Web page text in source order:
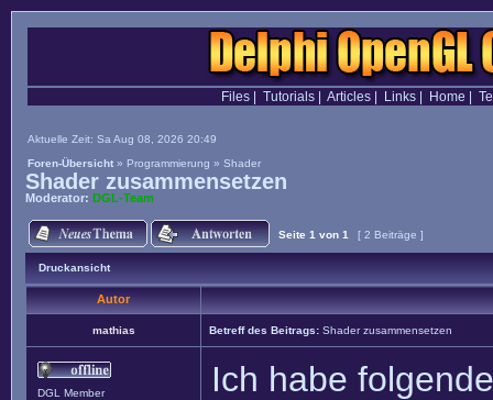
Files| Tutorials| Articles| Links| Home
Aktuelle Zeit: Sa Aug 08, 2026 20:49
Foren-Übersicht » Programmierung » Shader
Shader zusammensetzen
Moderator: DGL-Team
Seite 1 von 1 [ 2 Beiträge ]
Druckansicht
Autor
mathias Betreff des Beitrags: Shader zusammensetzen
DGL Member
Ich habe